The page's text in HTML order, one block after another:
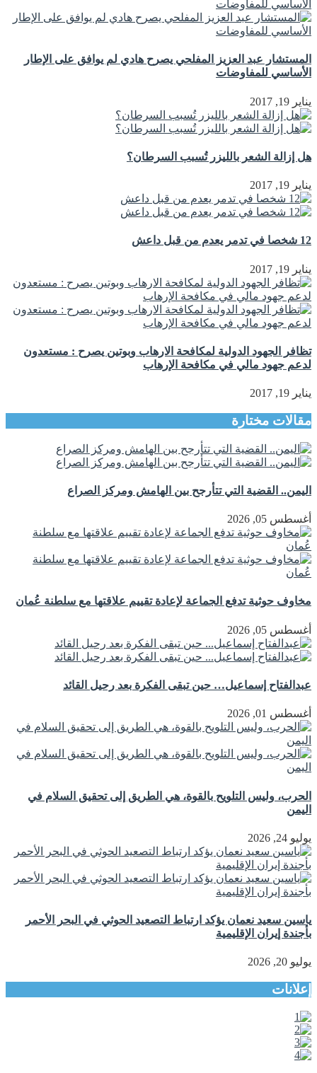
المستشار عبد العزيز المفلحي يصرح هادي لم يوافق على الإطار
الأساسي للمفاوضات
يناير 19, 2017
هل إزالة الشعر بالليزر تُسبب السرطان؟
يناير 19, 2017
12 شخصا في تدمر يعدم من قبل داعش
يناير 19, 2017
تظافر الجهود الدولية لمكافحة الارهاب وبوتين يصرح : مستعدون
لدعم جهود مالي في مكافحة الإرهاب
يناير 19, 2017
مقالات مختارة
اليمن.. القضية التي تتأرجح بين الهامش ومركز الصراع
أغسطس 05, 2026
مخاوف حوثية تدفع الجماعة لإعادة تقييم علاقتها مع سلطنة عُمان
أغسطس 05, 2026
عبدالفتاح إسماعيل… حين تبقى الفكرة بعد رحيل القائد
أغسطس 01, 2026
الحرب، وليس التلويح بالقوة، هي الطريق إلى تحقيق السلام في
اليمن
يوليو 24, 2026
ياسين سعيد نعمان يؤكد ارتباط التصعيد الحوثي في البحر الأحمر
بأجندة إيران الإقليمية
يوليو 20, 2026
إعلانات